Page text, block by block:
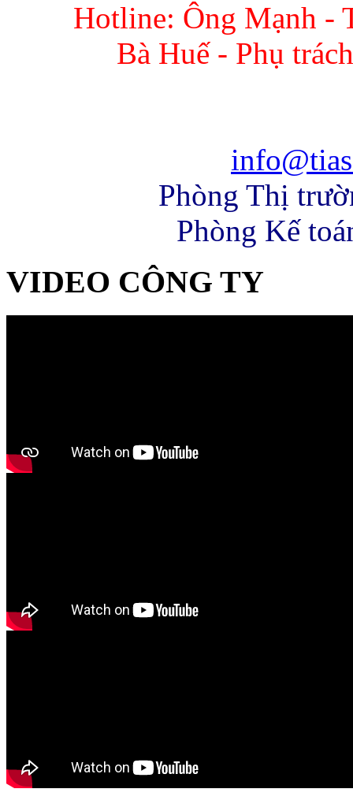
Hotline: Ông Mạnh -
Bà Huế - Phụ
Phòng Thị
Phòng Kế
VIDEO CÔNG TY